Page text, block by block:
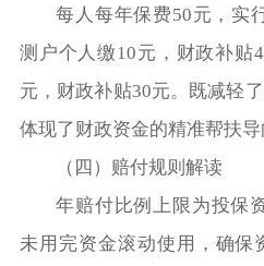
每人每年保费50元，实
测户个人缴10元，财政补贴
元，财政补贴30元。既减轻
体现了财政资金的精准帮扶导
（四）赔付规则解读
年赔付比例上限为投保
未用完资金滚动使用，确保